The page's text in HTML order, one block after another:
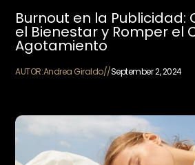
Burnout en la Publicidad:
el Bienestar y Romper el
Agotamiento
AUTOR:Andrea Giraldo//September 2, 2024